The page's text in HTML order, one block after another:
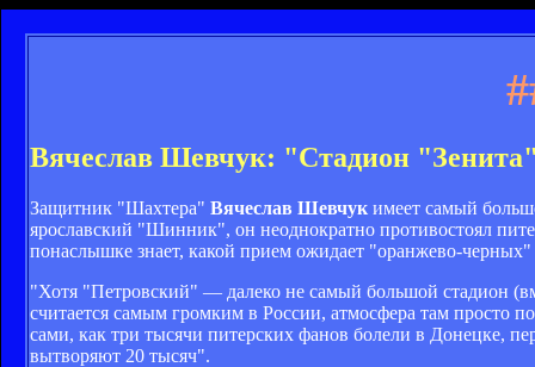
Вячеслав Шевчук: "Стадион
Защитник "Шахтера" Вячеслав Шевчук имеет самый
ярославский "Шинник", он неоднократно противостоял
понаслышке знает, какой прием ожидает "оранжево-
"Хотя "Петровский" — далеко не самый большой стадион
считается самым громким в России, атмосфера там
сами, как три тысячи питерских фанов болели в Донецке,
вытворяют 20 тысяч".